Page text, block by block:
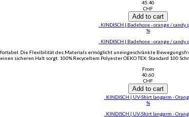
45.40
CHF
Add to cart
. KINDISCH | Badehose - orange / candy
%
. KINDISCH | Badehose - orange / candy
Die Flexibilität des Materials ermöglicht uneingeschränkte
sicheren Halt sorgt. 100% Recyceltem Polyester OEKO TEX: Standard 100
From
40.60
CHF
Add to cart
. KINDISCH | UV-Shirt langarm -
%
. KINDISCH | UV-Shirt langarm -